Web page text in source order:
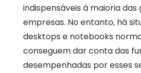
indispensáveis à maioria das
empresas. No entanto, há
desktops e notebooks
conseguem dar conta das
desempenhadas por esses